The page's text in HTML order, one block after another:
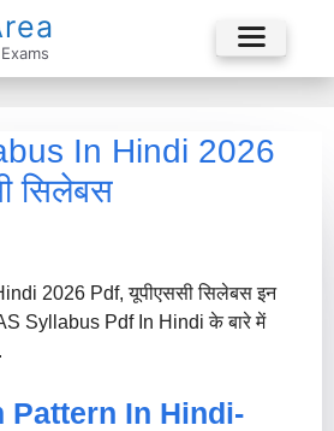
Menu
In Hindi 2026
सिलेबस
2026 Pdf, यूपीएससी सिलेबस इन
Syllabus Pdf In Hindi के बारे में
Pattern In Hindi-